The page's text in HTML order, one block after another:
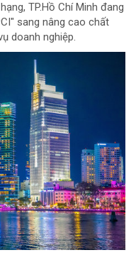
TP.Hồ Chí Minh đang
sang nâng cao chất
doanh nghiệp.